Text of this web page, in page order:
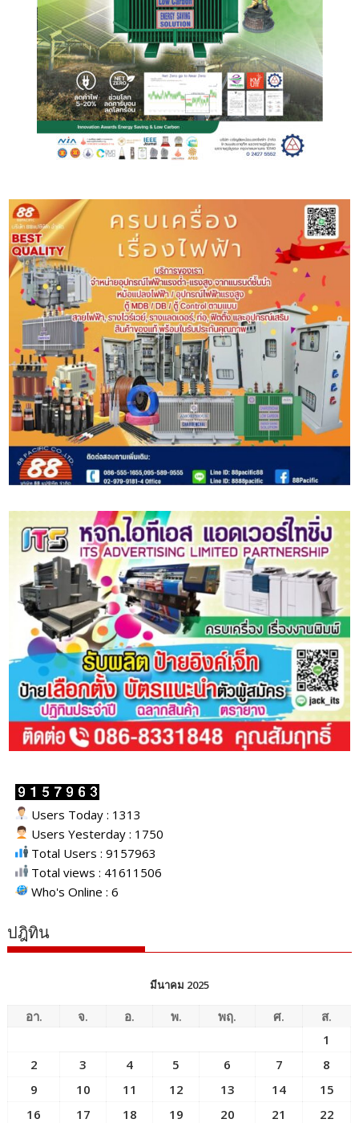
Users Today : 1313
Users Yesterday : 1750
Total Users : 9157963
Total views : 41611506
Who's Online : 6
ปฎิทิน
มีนาคม 2025
อา. จ. อ. พ. พฤ. ศ.
ส.
1
2
3 4 5 6 7
8
9
10 11 12 13 14
15
16
17 18 19 20 21
22